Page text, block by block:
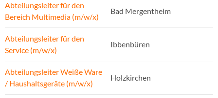
Abteilungsleiter für den
Bereich Multimedia (m/w/x)
Bad Mergentheim
Abteilungsleiter für den
Service (m/w/x)
Ibbenbüren
Abteilungsleiter Weiße Ware
/ Haushaltsgeräte (m/w/x)
Holzkirchen